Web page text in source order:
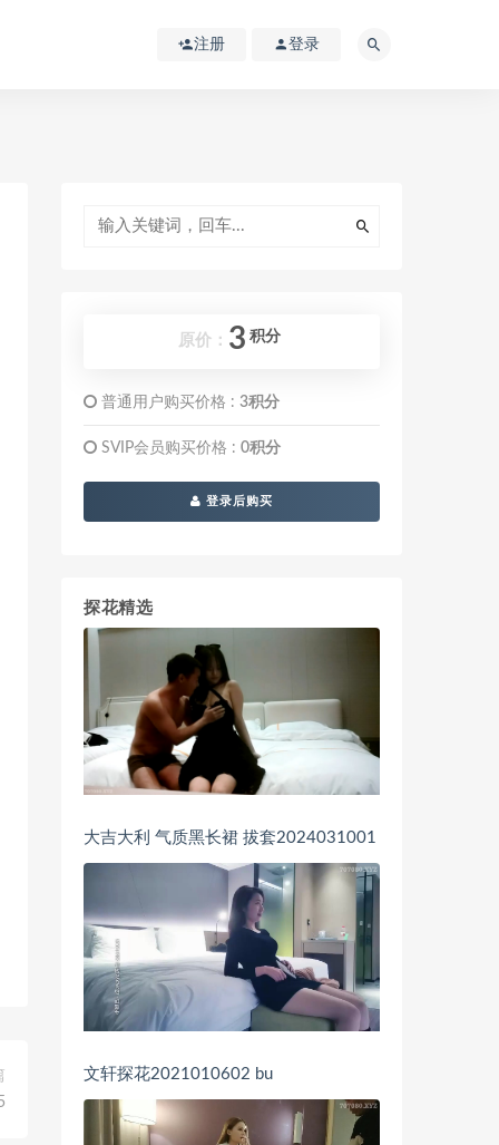
注册 登录
原价： 3 积分
普通用户购买价格 : 3积分
SVIP会员购买价格 : 0积分
登录后购买
探花精选
大吉大利 气质黑长裙 拔套2024031001
文轩探花2021010602 bu